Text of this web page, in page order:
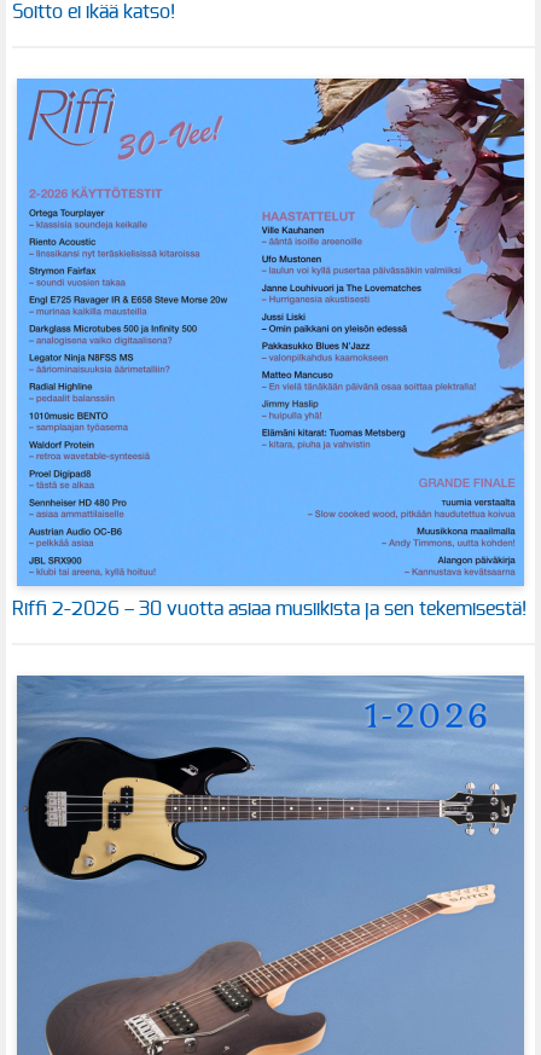
Soitto ei ikää katso!
Riffi 2-2026 – 30 vuotta asiaa musiikista ja sen tekemisestä!